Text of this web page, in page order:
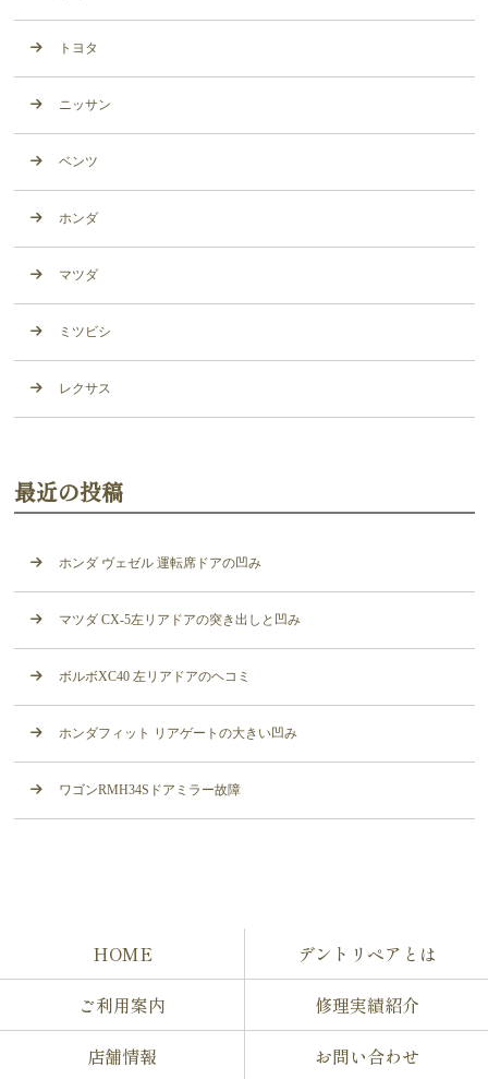
トヨタ
ニッサン
ベンツ
ホンダ
マツダ
ミツビシ
レクサス
最近の投稿
ホンダ ヴェゼル 運転席ドアの凹み
マツダ CX-5左リアドアの突き出しと凹み
ボルボXC40 左リアドアのヘコミ
ホンダフィット リアゲートの大きい凹み
ワゴンRMH34Sドアミラー故障
HOME
デントリペアとは
ご利用案内
修理実績紹介
店舗情報
お問い合わせ